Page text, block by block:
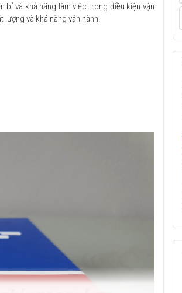
và khả năng làm việc trong điều kiện vận
và khả năng vận hành.